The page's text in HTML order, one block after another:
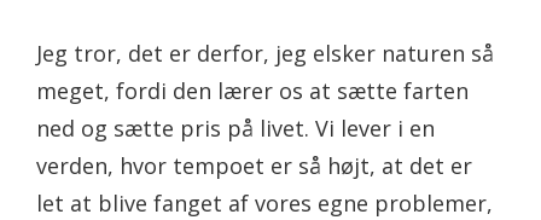
Jeg tror, det er derfor, jeg elsker naturen så
meget, fordi den lærer os at sætte farten
ned og sætte pris på livet. Vi lever i en
verden, hvor tempoet er så højt, at det er
let at blive fanget af vores egne problemer,